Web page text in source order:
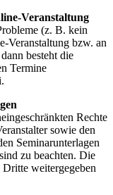
Veranstaltung
(z. B. kein
Veranstaltung bzw. an
besteht die
Termine
Rechte
sowie den
Seminarun­terlagen
zu beach­ten. Die
weitergegeben